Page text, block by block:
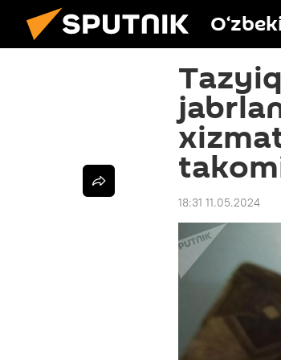
18:31 11.05.2024